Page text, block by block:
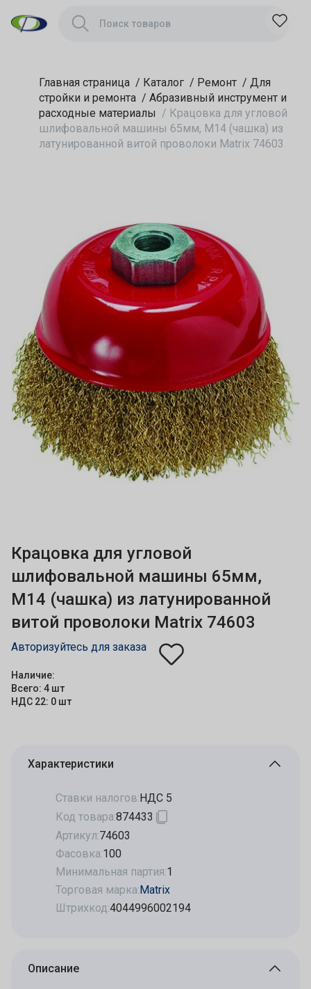
Главная страница / Каталог / Ремонт / Для
стройки и ремонта / Абразивный инструмент и
расходные материалы / Крацовка для угловой
шлифовальной машины 65мм, М14 (чашка) из
латунированной витой проволоки Matrix 74603
Крацовка для угловой
шлифовальной машины 65мм,
М14 (чашка) из латунированной
витой проволоки Matrix 74603
Авторизуйтесь для заказа
Наличие:
Всего: 4 шт
НДС 22: 0 шт
Характеристики
Ставки налогов:НДС 5
Код товара:874433
Артикул:74603
Фасовка:100
Минимальная партия:1
Торговая марка:Matrix
Штрихкод:4044996002194
Описание
латунированной
витой проволоки